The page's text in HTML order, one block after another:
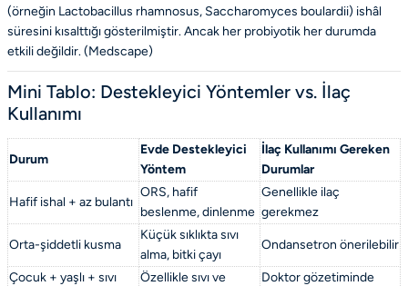
(örneğin Lactobacillus rhamnosus, Saccharomyces boulardii) ishâl
süresini kısalttığı gösterilmiştir. Ancak her probiyotik her durumda
etkili değildir. (Medscape)
Mini Tablo: Destekleyici Yöntemler vs. İlaç
Kullanımı
Durum
Evde Destekleyici
Yöntem
İlaç Kullanımı Gereken
Durumlar
Hafif ishal + az bulantı
ORS, hafif
beslenme, dinlenme
Genellikle ilaç
gerekmez
Orta-şiddetli kusma
Küçük sıklıkta sıvı
alma, bitki çayı
Ondansetron önerilebilir
Çocuk + yaşlı + sıvı
Özellikle sıvı ve
Doktor gözetiminde